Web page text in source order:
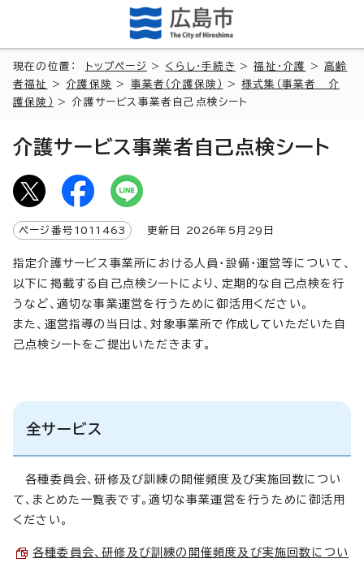
現在の位置： トップページ > くらし・手続き >福祉・介護 >高齢
者福祉
> 介護保険 > 事業者（介護保険） >様式集（事業者 介
護保険）
> 介護サービス事業者自己点検シート
介護サービス事業者自己点検シート
ページ番号 1011463 更新日 2026年5月 29 日
指定介護サービス事業所における人員・設備・運営等について、
以下に掲載する自己点検シートにより、定期的な自己点検を行
うなど、適切な事業運営を行うために御活用ください。
また、運営指導の当日は、対象事業所で作成していただいた自
己点検シートをご提出いただきます。
全サービス
各種委員会、研修及び訓練の開催頻度及び実施回数につい
て、まとめた一覧表です。適切な事業運営を行うために御活用
ください。
各種委員会、研修及び訓練の開催頻度及び実施回数につい